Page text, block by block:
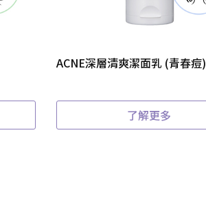
ACNE深層清爽潔面乳 (青春痘)
了解更多